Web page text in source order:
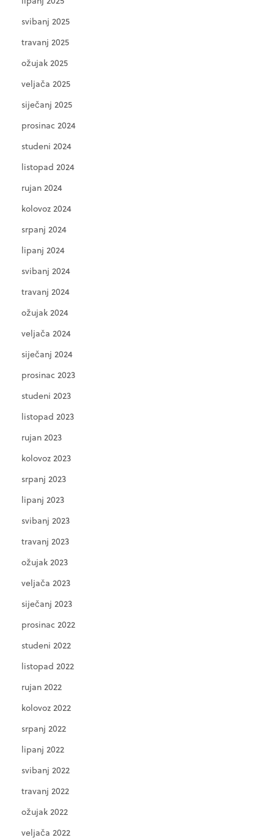
svibanj 2025
travanj 2025
ožujak 2025
veljača 2025
siječanj 2025
prosinac 2024
studeni 2024
listopad 2024
rujan 2024
kolovoz 2024
srpanj 2024
lipanj 2024
svibanj 2024
travanj 2024
ožujak 2024
veljača 2024
siječanj 2024
prosinac 2023
studeni 2023
listopad 2023
rujan 2023
kolovoz 2023
srpanj 2023
lipanj 2023
svibanj 2023
travanj 2023
ožujak 2023
veljača 2023
siječanj 2023
prosinac 2022
studeni 2022
listopad 2022
rujan 2022
kolovoz 2022
srpanj 2022
lipanj 2022
svibanj 2022
travanj 2022
ožujak 2022
veljača 2022